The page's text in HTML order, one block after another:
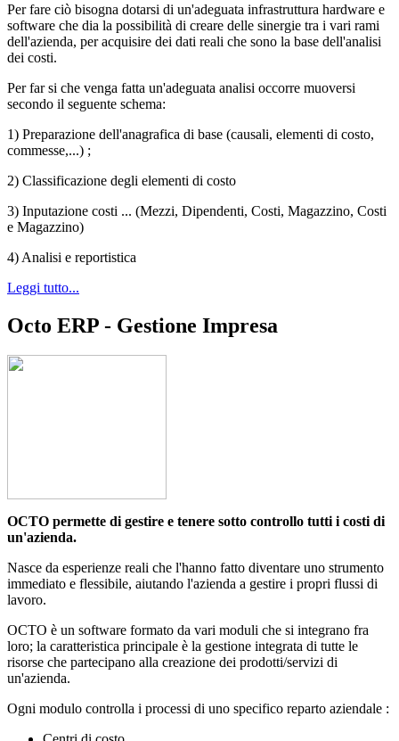
Per fare ciò bisogna dotarsi di un'adeguata infrastruttura hardware e
software che dia la possibilità di creare delle sinergie tra i vari rami
dell'azienda, per acquisire dei dati reali che sono la base dell'analisi
dei costi.
Per far si che venga fatta un'adeguata analisi occorre muoversi
secondo il seguente schema:
1) Preparazione dell'anagrafica di base (causali, elementi di costo,
commesse,...) ;
2) Classificazione degli elementi di costo
3) Inputazione costi ... (Mezzi, Dipendenti, Costi, Magazzino, Costi
e Magazzino)
4) Analisi e reportistica
Leggi tutto...
Octo ERP - Gestione Impresa
OCTO permette di gestire e tenere sotto controllo tutti i costi di
un'azienda.
Nasce da esperienze reali che l'hanno fatto diventare uno strumento
immediato e flessibile, aiutando l'azienda a gestire i propri flussi di
lavoro.
OCTO è un software formato da vari moduli che si integrano fra
loro; la caratteristica principale è la gestione integrata di tutte le
risorse che partecipano alla creazione dei prodotti/servizi di
un'azienda.
Ogni modulo controlla i processi di uno specifico reparto aziendale :